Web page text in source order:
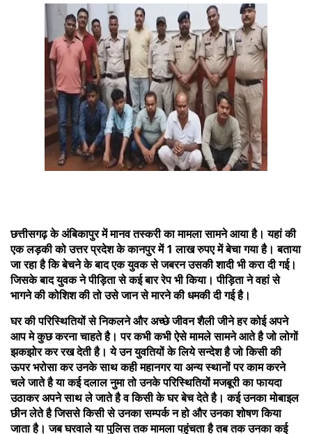
छत्तीसगढ़ के अंबिकापुर में मानव तस्करी का मामला सामने आया है। यहां की
एक लड़की को उत्तर प्रदेश के कानपुर में 1 लाख रुपए में बेचा गया है। बताया
जा रहा है कि बेचने के बाद एक युवक से जबरन उसकी शादी भी करा दी गई।
जिसके बाद युवक ने पीड़िता से कई बार रेप भी किया। पीड़िता ने वहां से
भागने की कोशिश की तो उसे जान से मारने की धमकी दी गई है।
घर की परिस्थितियों से निकलने और अच्छे जीवन शैली जीने हर कोई अपने
आप मे कुछ करना चाहते है। पर कभी कभी ऐसे मामले सामने आते है जो लोगों
झकझोर कर रख देती है। ये उन युवतियों के लिये सन्देश है जो किसी की
ऊपर भरोसा कर उनके साथ कही महानगर या अन्य स्थानों पर काम करने
चले जाते है या कई दलाल नुमा तो उनके परिस्थितियों मजबूरी का फायदा
उठाकर अपने साथ ले जाते है व किसी के घर बेच देते है। कई उनका मोबाइल
छीन लेते है जिससे किसी से उनका सम्पर्क न हो और उनका शोषण किया
जाता है। जब घरवाले या पुलिस तक मामला पहुंचता है तब तक उनका कई